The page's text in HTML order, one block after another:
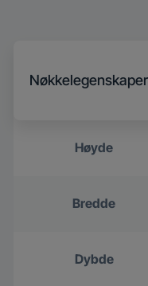
Nøkkelegenskaper
Høyde
Bredde
Dybde